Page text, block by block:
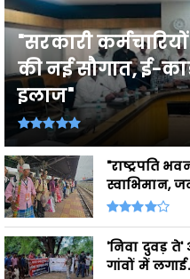
"सरकारी
की नई सौगात, ई-
इलाज"
"राष्ट्रपति
स्वाभिमान,
'निवा दुवड़
गांवों में